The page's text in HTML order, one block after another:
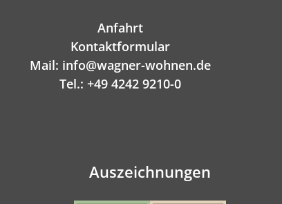
Anfahrt
Kontaktformular
Mail: info@wagner-wohnen.de
Tel.: +49 4242 9210-0
Auszeichnungen